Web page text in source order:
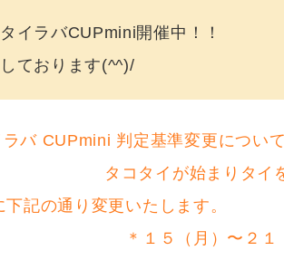
タイラバCUPmini開催中
ております(^^)/
ラバ CUPmini 判定基準変更
イが始まりタイを狙える時
下記の通り変更いたします。
（月）〜２１（日